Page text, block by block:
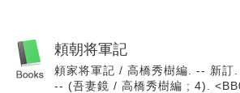
頼朝将軍記
頼家将軍記 / 高橋秀樹編. -- 新訂
-- (吾妻鏡 / 高橋秀樹編 ; 4).